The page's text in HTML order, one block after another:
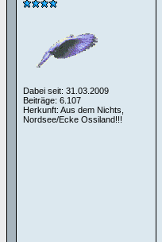
Dabei seit: 31.03.2009
Beiträge: 6.107
Herkunft: Aus dem Nichts,
Nordsee/Ecke Ossiland!!!